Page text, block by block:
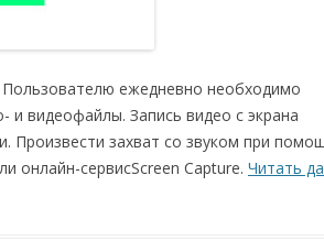
Пользователю ежедневно необходимо
видеофайлы. Запись видео с экрана
Произвести захват со звуком при
онлайн-сервисScreen Capture. Читать